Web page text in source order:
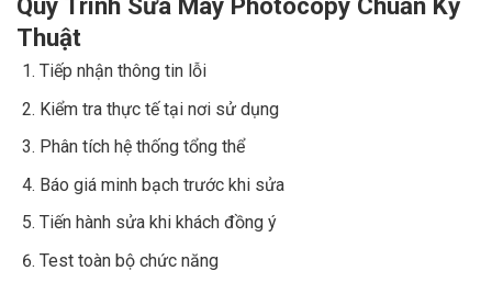
Thuật
Tiếp nhận thông tin lỗi
Kiểm tra thực tế tại nơi sử dụng
Phân tích hệ thống tổng thể
Báo giá minh bạch trước khi sửa
Tiến hành sửa khi khách đồng ý
Test toàn bộ chức năng